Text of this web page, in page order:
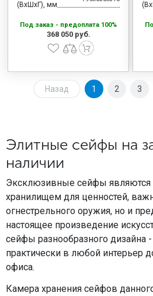
(ВхШхГ), мм
Под заказ - предоплата 100%
368 050 руб.
Назад 1 2 3
Элитные сейфы на
наличии
Эксклюзивные сейфы
хранилищем для ценностей,
огнестрельного оружия, но и
настоящее произведение
сейфы разнообразного дизайна
практически в любой интерьер
офиса.
Камера хранения сейфов